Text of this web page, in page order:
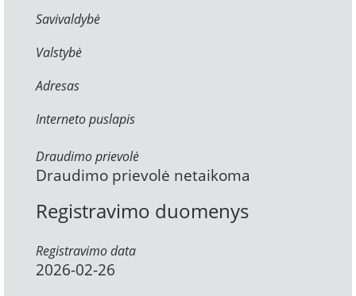
Savivaldybė
Valstybė
Adresas
Interneto puslapis
Draudimo prievolė
Draudimo prievolė netaikoma
Registravimo duomenys
Registravimo data
2026-02-26